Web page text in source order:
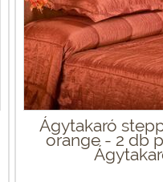
Ágytakaró
orange - 2 db